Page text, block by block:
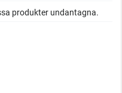
produkter undantagna.